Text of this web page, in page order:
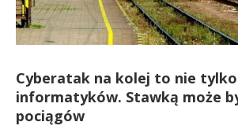
Cyberatak na kolej to nie
informatyków. Stawką może
pociągów